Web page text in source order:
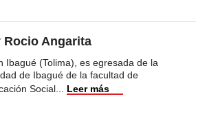
Rocio Angarita
Ibagué (Tolima), es egresada de la
de Ibagué de la facultad de
Social
Leer más